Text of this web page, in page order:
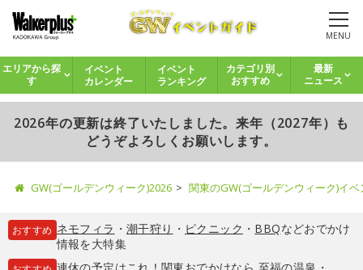
MENU
エリアから探
す
イベント
カレンダー
イベント
ランキング
カテゴリ別
おすすめ
最新
ニュース
2026年の更新は終了いたしました。来年（2027年）も
どうぞよろしくお願いします。
GW(ゴールデンウィーク)2026 関東のGW(ゴールデンウィーク)イ
おすすめ ネモフィラ ・ 潮干狩り ・ ピクニック ・ BBQなどおでかけ
情報を大特集